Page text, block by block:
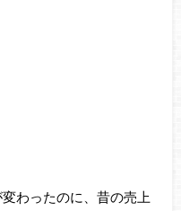
わったのに、昔の売上